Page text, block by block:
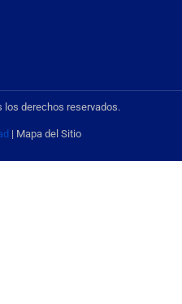
los derechos reservados.
| Mapa del Sitio